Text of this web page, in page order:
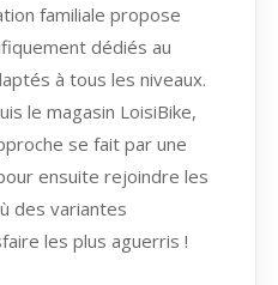
familiale propose
dédiés au
à tous les niveaux.
le magasin LoisiBike,
se fait par une
ensuite rejoindre les
des variantes
les plus aguerris !